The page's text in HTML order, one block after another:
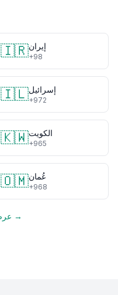
🇮🇷إيران
+98
🇮🇱إسرائيل
+972
🇰🇼الكويت
+965
🇴🇲عُمان
+968
عرض جميع الدول →